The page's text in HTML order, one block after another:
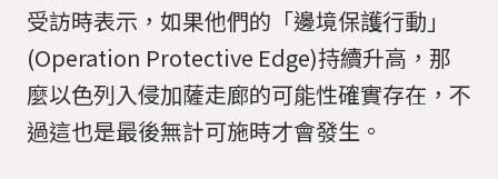
受訪時表示，如果他們的「邊境保護行動」
(Operation Protective Edge)持續升高，那
麼以色列入侵加薩走廊的可能性確實存在，不
過這也是最後無計可施時才會發生。